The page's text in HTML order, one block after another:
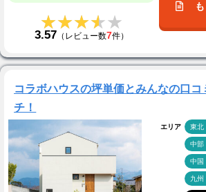
★★★★★
★★★★★
3.57 （レビュー数7件）
コラボハウスの坪単価とみんなの口
チ！
エリア 東北
中部
中国
九州